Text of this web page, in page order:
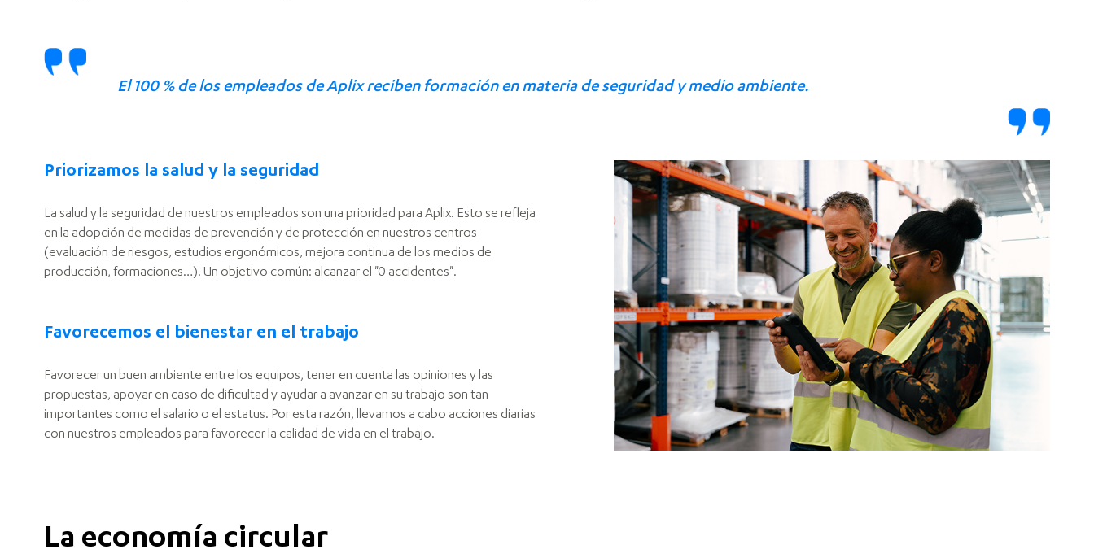
El 100 % de los empleados de Aplix reciben formación en materia de seguridad y medio ambiente.
Priorizamos la salud y la seguridad
La salud y la seguridad de nuestros empleados son una prioridad para Aplix. Esto se refleja
en la adopción de medidas de prevención y de protección en nuestros centros
(evaluación de riesgos, estudios ergonómicos, mejora continua de los medios de
producción, formaciones…). Un objetivo común: alcanzar el "0 accidentes".
Favorecemos el bienestar en el trabajo
Favorecer un buen ambiente entre los equipos, tener en cuenta las opiniones y las
propuestas, apoyar en caso de dificultad y ayudar a avanzar en su trabajo son tan
importantes como el salario o el estatus. Por esta razón, llevamos a cabo acciones diarias
con nuestros empleados para favorecer la calidad de vida en el trabajo.
La economía circular